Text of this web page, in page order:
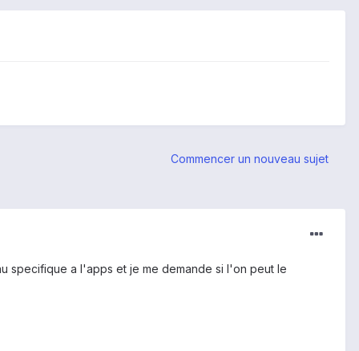
Commencer un nouveau sujet
specifique a l'apps et je me demande si l'on peut le